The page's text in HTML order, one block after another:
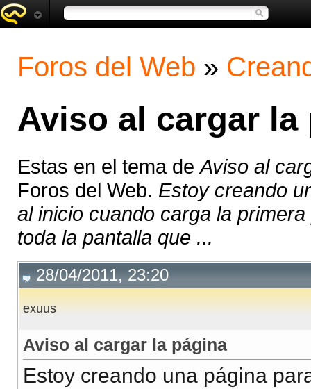
Foros del Web »
Aviso al cargar la
Estas en el tema deAviso al
Foros del Web. Estoy creando
al inicio cuando carga la
toda la pantalla que ...
28/04/2011, 23:20
exuus
Aviso al cargar la página
Estoy creando una página